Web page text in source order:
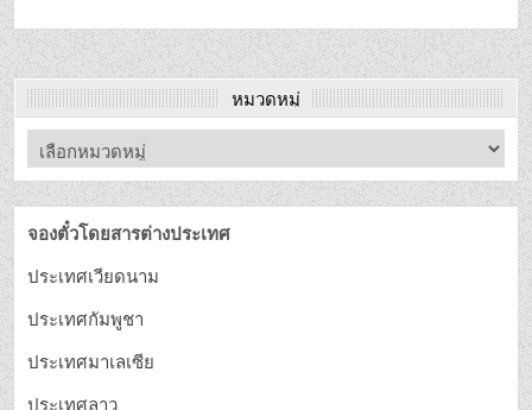
หมวดหมู่
จองตั๋วโดยสารต่างประเทศ
ประเทศเวียดนาม
ประเทศกัมพูชา
ประเทศมาเลเซีย
ประเทศลาว